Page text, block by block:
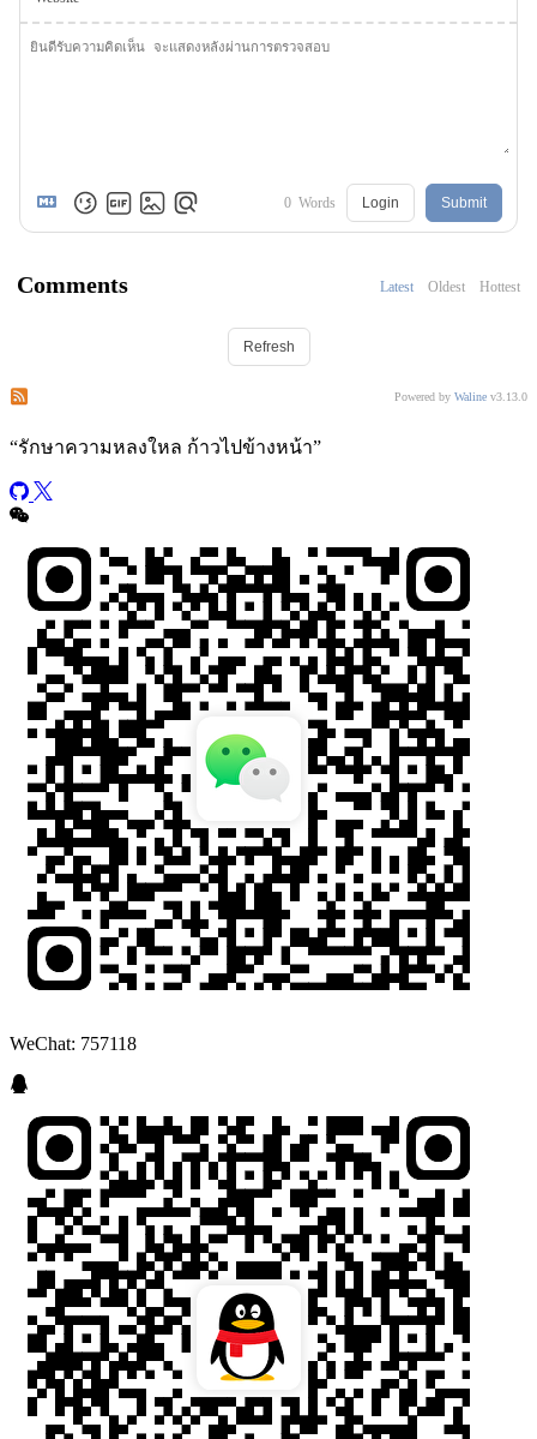
0 Words Login Submit
Comments Latest Oldest Hottest
Refresh
Powered by Waline v3.13.0
“รักษาความหลงใหล ก้าวไปข้างหน้า”
WeChat: 757118